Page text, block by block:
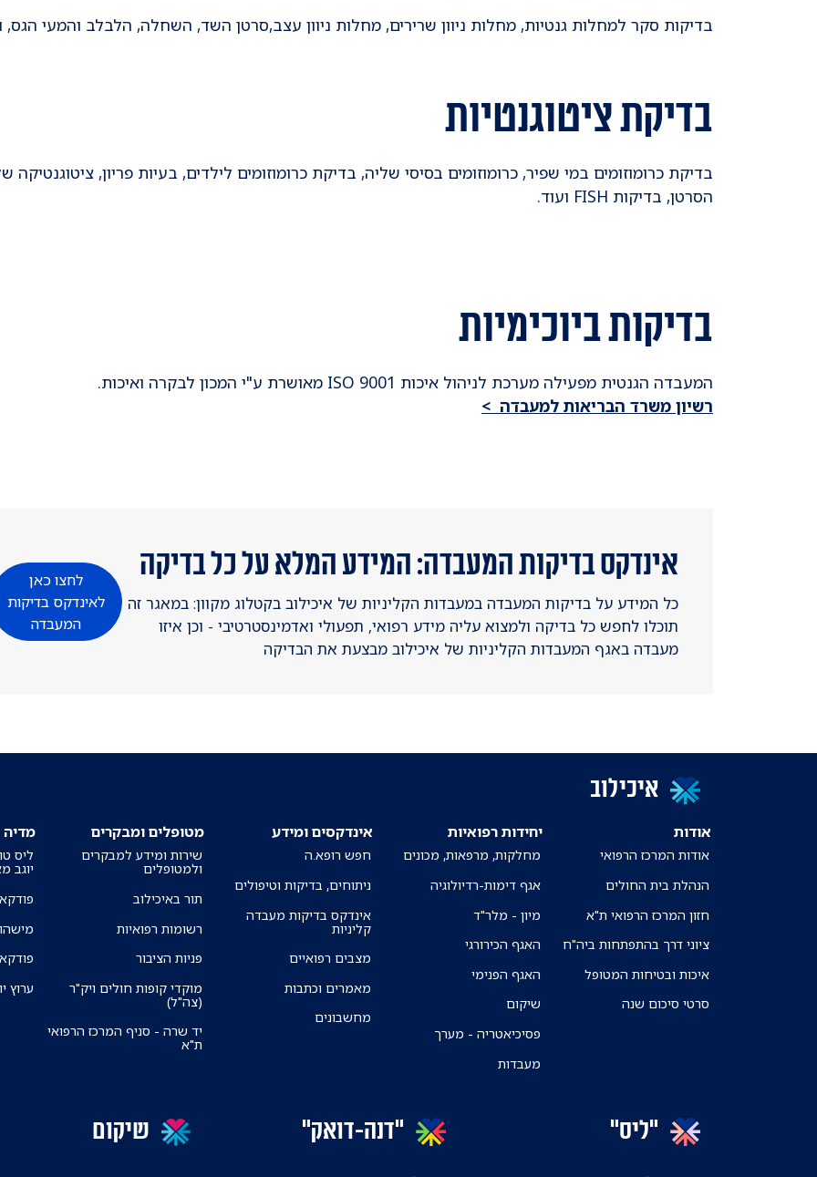
בדיקות סקר למחלות גנטיות, מחלות ניוון שרירים, מחלות ניוון עצב,סרטן השד, השחלה, הלבלב והמעי הגס,
בדיקת ציטוגנטיות
בדיקת כרומוזומים במי שפיר, כרומוזומים בסיסי שליה, בדיקת כרומוזומים לילדים, בעיות פריון, ציטוגנטיקה
הסרטן, בדיקות FISH ועוד.
בדיקות ביוכימיות
המעבדה הגנטית מפעילה מערכת לניהול איכות ISO 9001 מאושרת ע"י המכון לבקרה ואיכות.
רשיון משרד הבריאות למעבדה >
אינדקס בדיקות המעבדה: המידע המלא על כל בדיקה
כל המידע על בדיקות המעבדה במעבדות הקליניות של איכילוב בקטלוג מקוון: במאגר זה
תוכלו לחפש כל בדיקה ולמצוא עליה מידע רפואי, תפעולי ואדמינסטרטיבי - וכן איזו
מעבדה באגף המעבדות הקליניות של איכילוב מבצעת את הבדיקה
לחצו כאן
לאינדקס בדיקות
המעבדה
איכילוב
אודות
אודות המרכז הרפואי
הנהלת בית החולים
חזון המרכז הרפואי ת"א
ציוני דרך בהתפתחות ביה"ח
איכות ובטיחות המטופל
סרטי סיכום שנה
יחידות רפואיות
מחלקות, מרפאות, מכונים
אגף דימות-רדיולוגיה
מיון - מלר"ד
האגף הכירורגי
האגף הפנימי
שיקום
פסיכיאטריה - מערך
מעבדות
אינדקסים ומידע
חפש רופא.ה
ניתוחים, בדיקות וטיפולים
אינדקס בדיקות מעבדה
קליניות
מצבים רפואיים
מאמרים וכתבות
מחשבונים
מטופלים ומבקרים
שירות ומידע למבקרים
ולמטופלים
תור באיכילוב
רשומות רפואיות
פניות הציבור
מוקדי קופות חולים ויק"ר
(צה"ל)
יד שרה - סניף המרכז הרפואי
ת"א
מדיה
ליס
יוגב
ערוץ
"ליס" "דנה-דואק" שיקום